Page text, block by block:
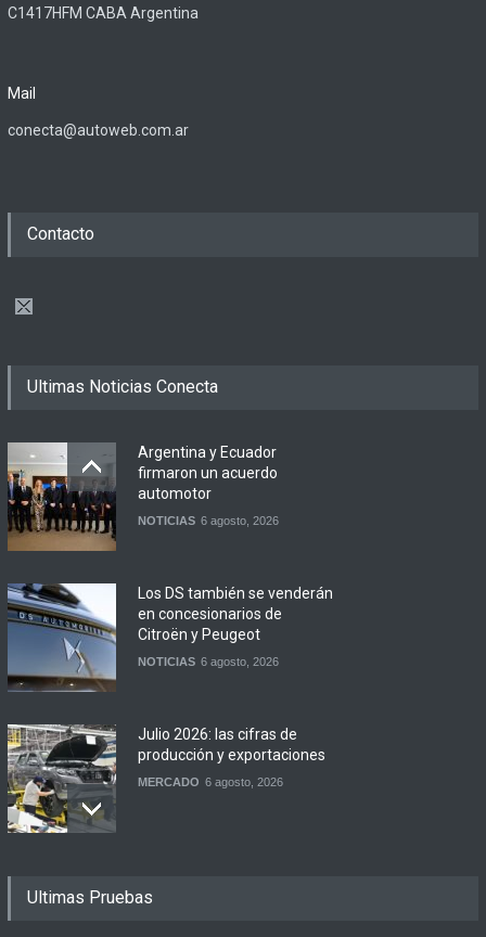
C1417HFM CABA Argentina
Mail
conecta@autoweb.com.ar
Contacto
Ultimas Noticias Conecta
Argentina y Ecuador
firmaron un acuerdo
automotor
NOTICIAS 6 agosto, 2026
Los DS también se venderán
en concesionarios de
Citroën y Peugeot
NOTICIAS 6 agosto, 2026
Julio 2026: las cifras de
producción y exportaciones
MERCADO 6 agosto, 2026
de agosto 2026 en
Ultimas Pruebas